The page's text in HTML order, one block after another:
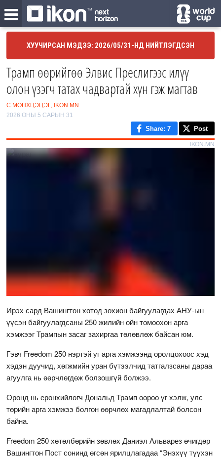
ХУУЧИРСАН МЭДЭЭ: 2026/05/31-НД НИЙТЛЭГДСЭН
Трамп өөрийгөө Элвис Преслигээс илүү
олон үзэгч татах чадвартай хүн гэж магтав
С.МӨНХЦЭЦЭГ, IKON.MN
2026 ОНЫ 5 САРЫН 31
Share: 7 Post
IKON.MN
Ирэх сард Вашингтон хотод зохион байгуулагдах АНУ-ын
үүсэн байгуулагдсаны 250 жилийн ойн томоохон арга
хэмжээг Трампын засаг захиргаа төлөвлөж байсан юм.
Гэвч Freedom 250 нэртэй уг арга хэмжээнд оролцохоос хэд
хэдэн дуучид, хөгжмийн уран бүтээлчид татгалзсаны дараа
агуулга нь өөрчлөгдөж болзошгүй болжээ.
Оронд нь ерөнхийлөгч Дональд Трамп өөрөө үг хэлж, улс
төрийн арга хэмжээ болгон өөрчлөх магадлалтай болсон
байна.
Freedom 250 хөтөлбөрийн зөвлөх Даниэл Альварез өчигдөр
Вашингтон Пост сонинд өгсөн ярилцлагадаа “Энэхүү түүхэн